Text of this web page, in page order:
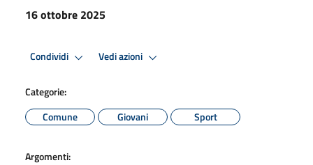
16 ottobre 2025
Condividi Vedi azioni
Categorie:
Comune
Giovani Sport
Argomenti: